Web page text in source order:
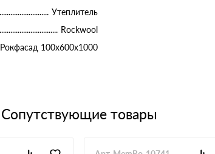
Утеплитель
Rockwool
Рокфасад 100х600х1000
Сопутствующие товары